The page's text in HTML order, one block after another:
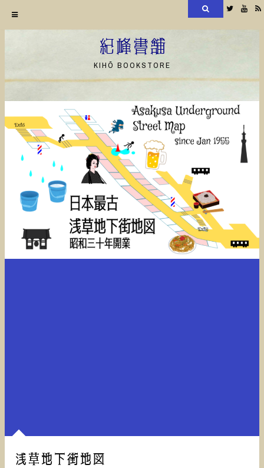
ン
ツ
へ
Twitter
紀峰書舗
KIHŌ BOOKSTORE
浅草地下街地図